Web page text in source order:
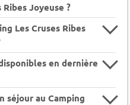
Joyeuse ?
Les Cruses Ribes
en dernière
séjour au Camping